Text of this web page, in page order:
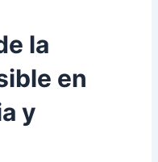
la
en
y